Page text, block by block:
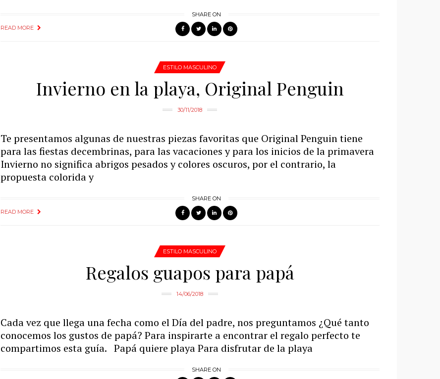
READ MORE
SHARE ON
ESTILO MASCULINO
Invierno en la playa, Original Penguin
30/11/2018
Te presentamos algunas de nuestras piezas favoritas que Original Penguin tiene
para las fiestas decembrinas, para las vacaciones y para los inicios de la primavera
Invierno no significa abrigos pesados y colores oscuros, por el contrario, la
propuesta colorida y
READ MORE
SHARE ON
ESTILO MASCULINO
Regalos guapos para papá
14/06/2018
Cada vez que llega una fecha como el Día del padre, nos preguntamos ¿Qué tanto
conocemos los gustos de papá? Para inspirarte a encontrar el regalo perfecto te
compartimos esta guía. Papá quiere playa Para disfrutar de la playa
SHARE ON